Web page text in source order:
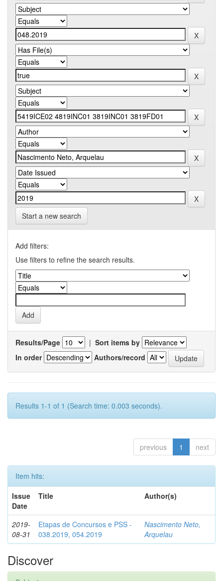
Start a new search
Add filters:
Use filters to refine the search results.
Results/Page | Sort items by
In order
Authors/record
Results 1-1 of 1 (Search time: 0.003 seconds).
previous 1 next
Item hits:
Issue
Date
Title Author(s)
2019-
08-31
Etapas de Concursos e PSS -
038.2019, 054.2019
Nascimento Neto,
Arquelau
Discover